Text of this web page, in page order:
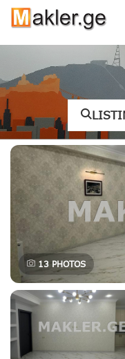
13 PHOTOS